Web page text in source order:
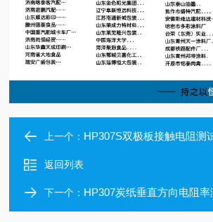
上一个： HP307S双极板接触电阻测
返回列表
下一个： HP307炭纸垂直方向电阻率